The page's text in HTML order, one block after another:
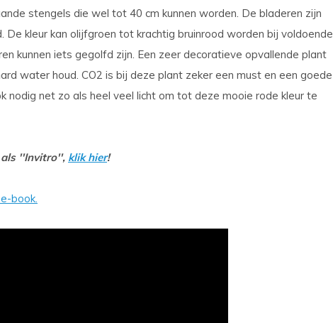
stengels die wel tot 40 cm kunnen worden. De bladeren zijn
De kleur kan olijfgroen tot krachtig bruinrood worden bij voldoende
kunnen iets gegolfd zijn. Een zeer decoratieve opvallende plant
water houd. CO2 is bij deze plant zeker een must en een goede
nodig net zo als heel veel licht om tot deze mooie rode kleur te
als ''Invitro'', klik hier!
book.